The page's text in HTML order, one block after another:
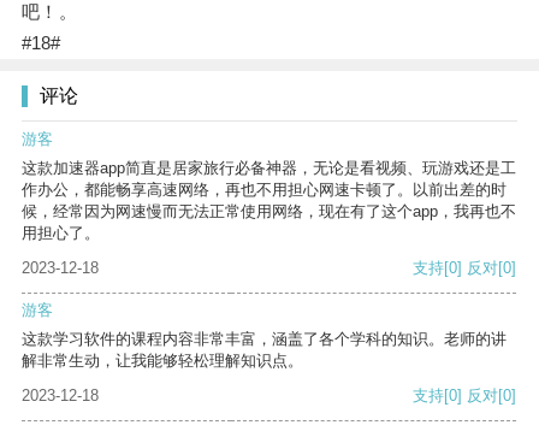
吧！。
#18#
评论
游客
这款加速器app简直是居家旅行必备神器，无论是看视频、玩游戏还是工
作办公，都能畅享高速网络，再也不用担心网速卡顿了。以前出差的时
候，经常因为网速慢而无法正常使用网络，现在有了这个app，我再也不
用担心了。
2023-12-18
支持[0] 反对[0]
游客
这款学习软件的课程内容非常丰富，涵盖了各个学科的知识。老师的讲
解非常生动，让我能够轻松理解知识点。
2023-12-18
支持[0] 反对[0]